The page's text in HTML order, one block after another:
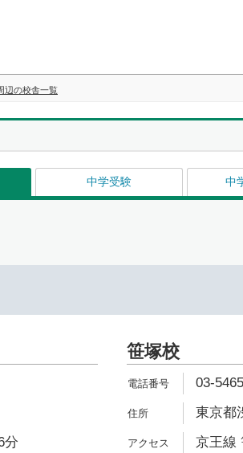
辺の校舎一覧
中学受験 中
分
笹塚校
03-
東京都
京王線